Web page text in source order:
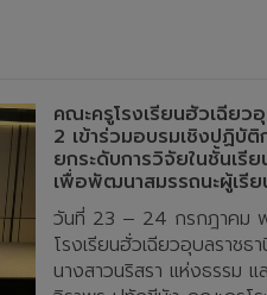
คณะครูโรงเรียนฮั่วเฉียว
2 เข้าร่วมอบรมเชิงปฏิบัติ
ยกระดับการวิจัยในชั้นเรี
เพื่อพัฒนาสมรรถนะผู้เรีย
วันที่ 23 – 24 กรกฎาคม
โรงเรียนฮั่วเฉียวอุบลราชธ
นางสาวนริสรา แห่งธรรม แ